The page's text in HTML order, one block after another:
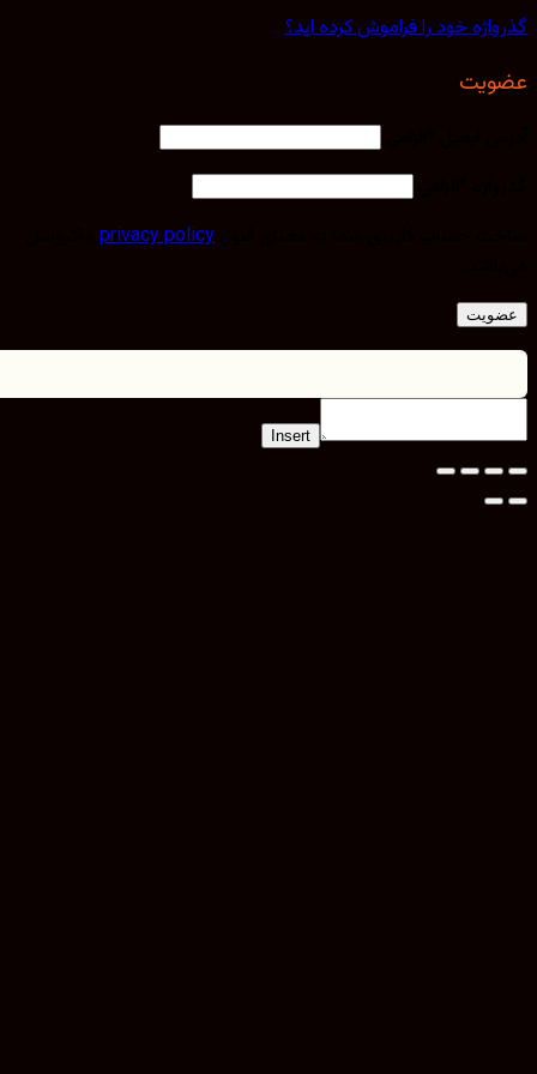
خود را فراموش کرده اید؟
privacy policyماکروسل
Insert